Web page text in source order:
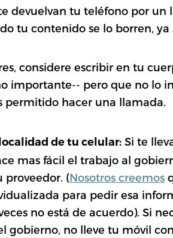
devuelvan tu teléfono por
tu contenido se lo borren,
considere escribir en tu
importante-- pero que no lo
permitido hacer una llamada.
de tu celular: Si te
mas fácil el trabajo al
proveedor. (Nosotros creemos
para pedir esa
no está de acuerdo). Si
gobierno, no lleve tu móvil